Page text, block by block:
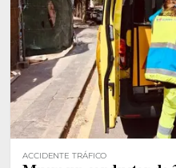
ACCIDENTE TRÁFICO